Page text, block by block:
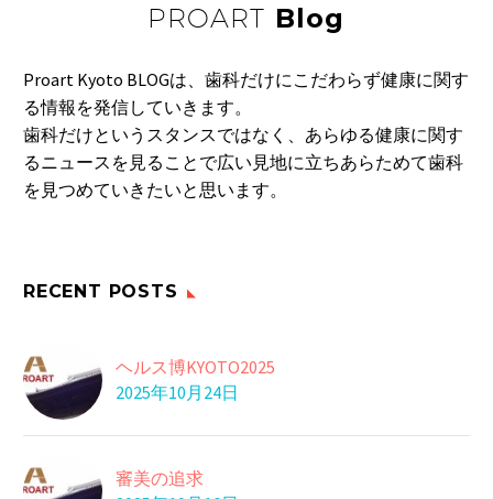
PROART Blog
Proart Kyoto BLOGは、歯科だけにこだわらず健康に関す
る情報を発信していきます。
歯科だけというスタンスではなく、あらゆる健康に関す
るニュースを見ることで広い見地に立ちあらためて歯科
を見つめていきたいと思います。
RECENT POSTS
ヘルス博KYOTO2025
2025年10月24日
審美の追求